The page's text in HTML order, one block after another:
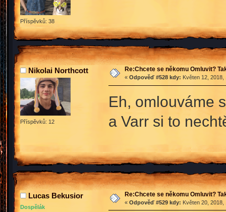
Příspěvků: 38
Nikolai Northcott
Příspěvků: 12
Re:Chcete se někomu Omluvit?
« Odpověď #528 kdy: Květen 12, 2018,
Eh, omlouváme
a Varr si to
Lucas Bekusior
Dospělák
Re:Chcete se někomu Omluvit?
« Odpověď #529 kdy: Květen 20, 2018,